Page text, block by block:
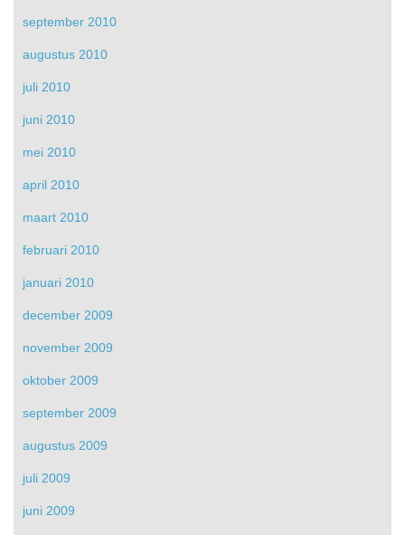
september 2010
augustus 2010
juli 2010
juni 2010
mei 2010
april 2010
maart 2010
februari 2010
januari 2010
december 2009
november 2009
oktober 2009
september 2009
augustus 2009
juli 2009
juni 2009